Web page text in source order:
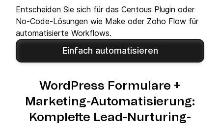
Entscheiden Sie sich für das Centous Plugin oder
No-Code-Lösungen wie Make oder Zoho Flow für
automatisierte Workflows.
Einfach automatisieren
WordPress Formulare +
Marketing-Automatisierung:
Komplette Lead-Nurturing-